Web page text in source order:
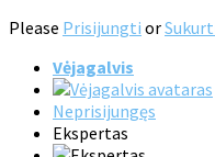
Please Prisijungti or
Vėjagalvis
Neprisijungęs
Ekspertas